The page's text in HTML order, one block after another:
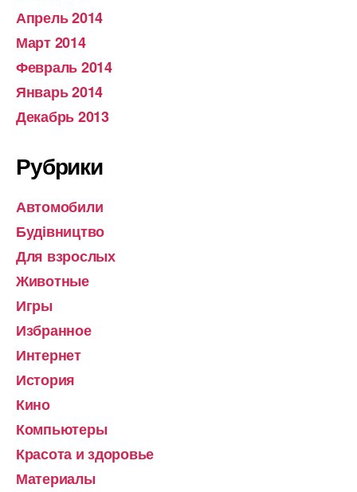
Апрель 2014
Март 2014
Февраль 2014
Январь 2014
Декабрь 2013
Рубрики
Автомобили
Будівництво
Для взрослых
Животные
Игры
Избранное
Интернет
История
Кино
Компьютеры
Красота и здоровье
Материалы